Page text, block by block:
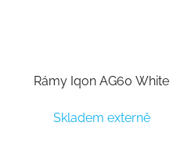
Rámy Iqon AG60 White
Skladem externě